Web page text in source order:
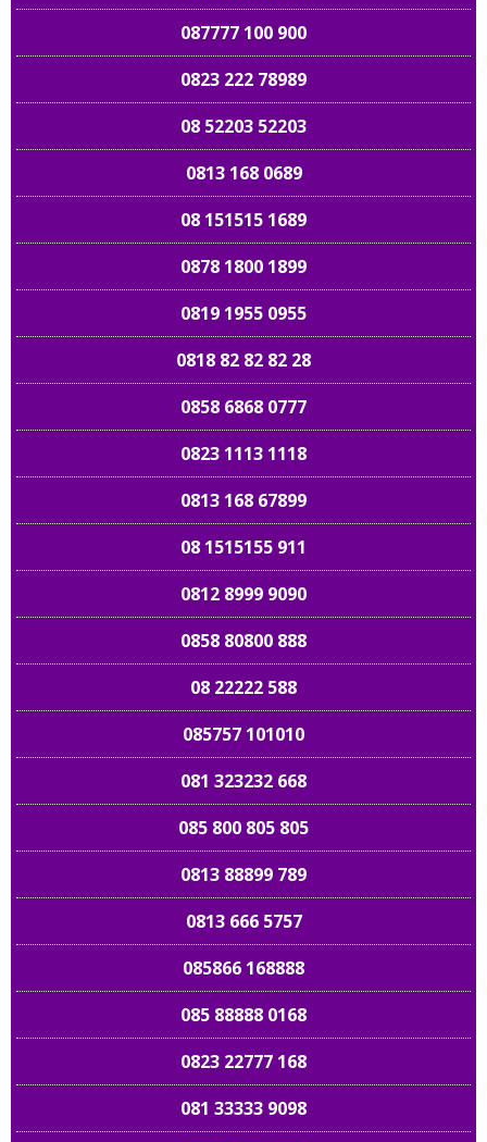
087777 100 900
0823 222 78989
08 52203 52203
0813 168 0689
08 151515 1689
0878 1800 1899
0819 1955 0955
0818 82 82 82 28
0858 6868 0777
0823 1113 1118
0813 168 67899
08 1515155 911
0812 8999 9090
0858 80800 888
08 22222 588
085757 101010
081 323232 668
085 800 805 805
0813 88899 789
0813 666 5757
085866 168888
085 88888 0168
0823 22777 168
081 33333 9098